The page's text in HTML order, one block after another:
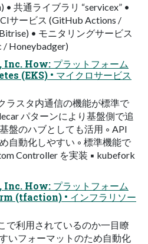
共通ライブラリ “servicex” •
サービス (GitHub Actions /
• モニタリングサービス
/ Honeybadger)
How: プラットフォーム
(EKS) • マイクロサービス
ラスタ内通信の機能が標準で
パターンにより基盤側で追
盤のハブとしても活⽤ ◦ API
⾃動化しやすい ◦ 標準機能で
Controller を実装 ▪ kubefork
How: プラットフォーム
(tfaction) • インフラリソー
で利⽤されているのか⼀⽬瞭
いフォーマットのため⾃動化